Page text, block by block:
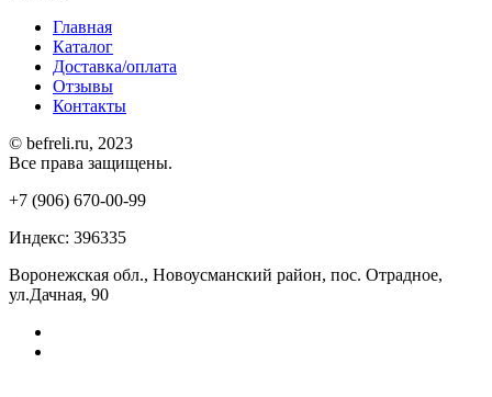
Главная
Каталог
Доставка/оплата
Отзывы
Контакты
© befreli.ru, 2023
Все права защищены.
+7 (906) 670-00-99
Индекс: 396335
Воронежская обл., Новоусманский район, пос. Отрадное,
ул.Дачная, 90